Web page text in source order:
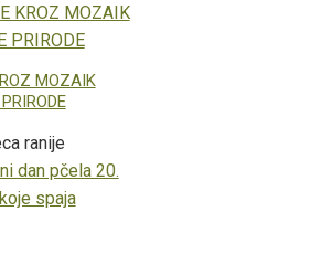
MOZAIK
ranije